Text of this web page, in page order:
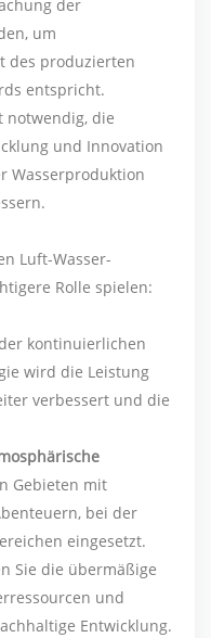
der
um
des produzierten
entspricht.
notwendig, die
und Innovation
Wasserproduktion
Luft-Wasser-
Rolle spielen:
kontinuierlichen
wird die Leistung
verbessert und die
Gebieten mit
bei der
eingesetzt.
Sie die übermäßige
und
Entwicklung.